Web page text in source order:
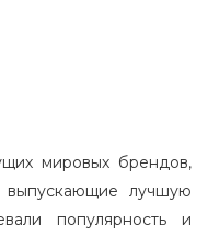
мировых брендов,
выпускающие лучшую
популярность и